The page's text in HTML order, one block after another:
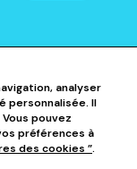
analyser
personnalisée. Il
pouvez
préférences à
des cookies ”.